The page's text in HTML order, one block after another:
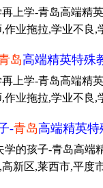
上学-青岛高端精
业拖拉,学业不
岛高端精英特殊
上学-青岛高端精
业拖拉,学业不
-青岛高端精英
的孩子-青岛高端
新区,莱西市,平